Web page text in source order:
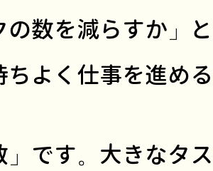
の数を減らすか」
ちよく仕事を進め
」です。大きなタ